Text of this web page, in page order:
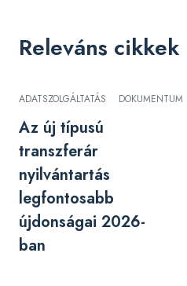
Releváns cikkek
ADATSZOLGÁLTATÁS DOKUMENTUM
Az új típusú
transzferár
nyilvántartás
legfontosabb
újdonságai 2026-
ban